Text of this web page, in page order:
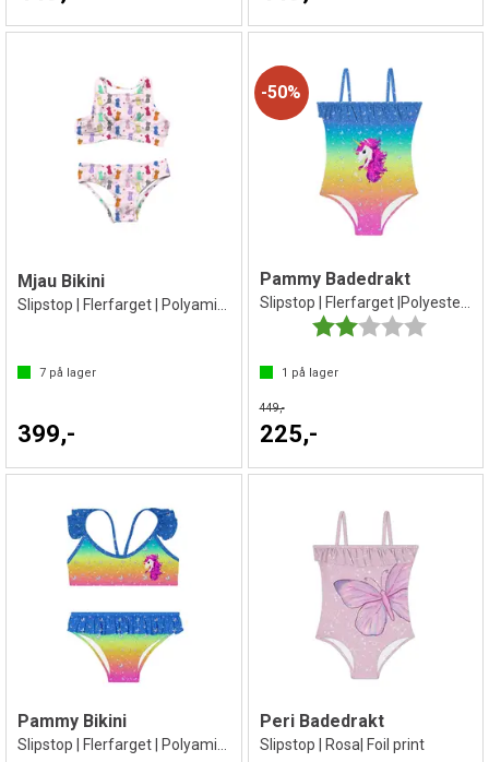
Mjau Bikini
7 på lager
399,-
50%
Pammy Badedrakt
Karakter:
1 på lager
449,-
225,-
Pammy Bikini Peri Badedrakt
Slipstop | Rosa| Foil print